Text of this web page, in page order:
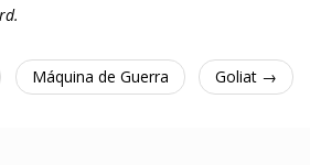
Máquina de Guerra Goliat →